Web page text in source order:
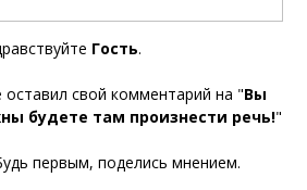
Гость.
свой комментарий на "Вы
будете там произнести речь!"
первым, поделись мнением.